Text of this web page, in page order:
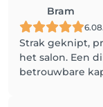
Bram
Strak geknipt,
het salon. Een
betrouwbare